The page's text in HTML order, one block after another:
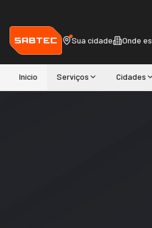
Sua cidade Onde
Início Serviços Cidades